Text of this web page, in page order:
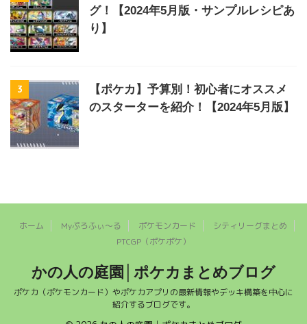
グ！【2024年5月版・サンプルレシピあ
り】
3
【ポケカ】予算別！初心者にオススメ
のスターターを紹介！【2024年5月版】
ホーム Myぷろふぃ～る ポケモンカード
シティリーグまとめ
PTCGP（ポケポケ）
かの人の庭園│ポケカまとめブログ
ポケカ（ポケモンカード）やポケカアプリの最新情報やデッキ構築を中心に
紹介するブログです。